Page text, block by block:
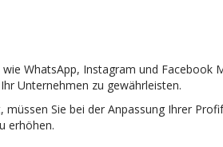
WhatsApp, Instagram und Facebook
Unternehmen zu gewährleisten.
Sie bei der Anpassung Ihrer
erhöhen.